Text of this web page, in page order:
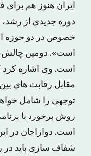
ایران هنوز هم
دوره جدیدی از رشد،
خصوص در دو حوزه
است». دومین
است. وی اشاره کرد
مقابل رقابت های
توجهی را شامل
روش برخورد با
است. دواراجان در
شفاف سازی باید در